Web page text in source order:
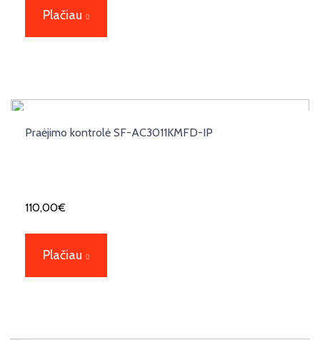
Plačiau
Praėjimo kontrolė SF-AC3011KMFD-IP
110,00€
Plačiau